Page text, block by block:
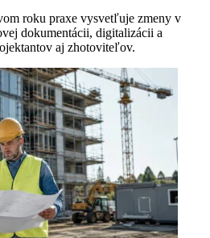
roku praxe vysvetľuje zmeny v
dokumentácii, digitalizácii a
aj zhotoviteľov.